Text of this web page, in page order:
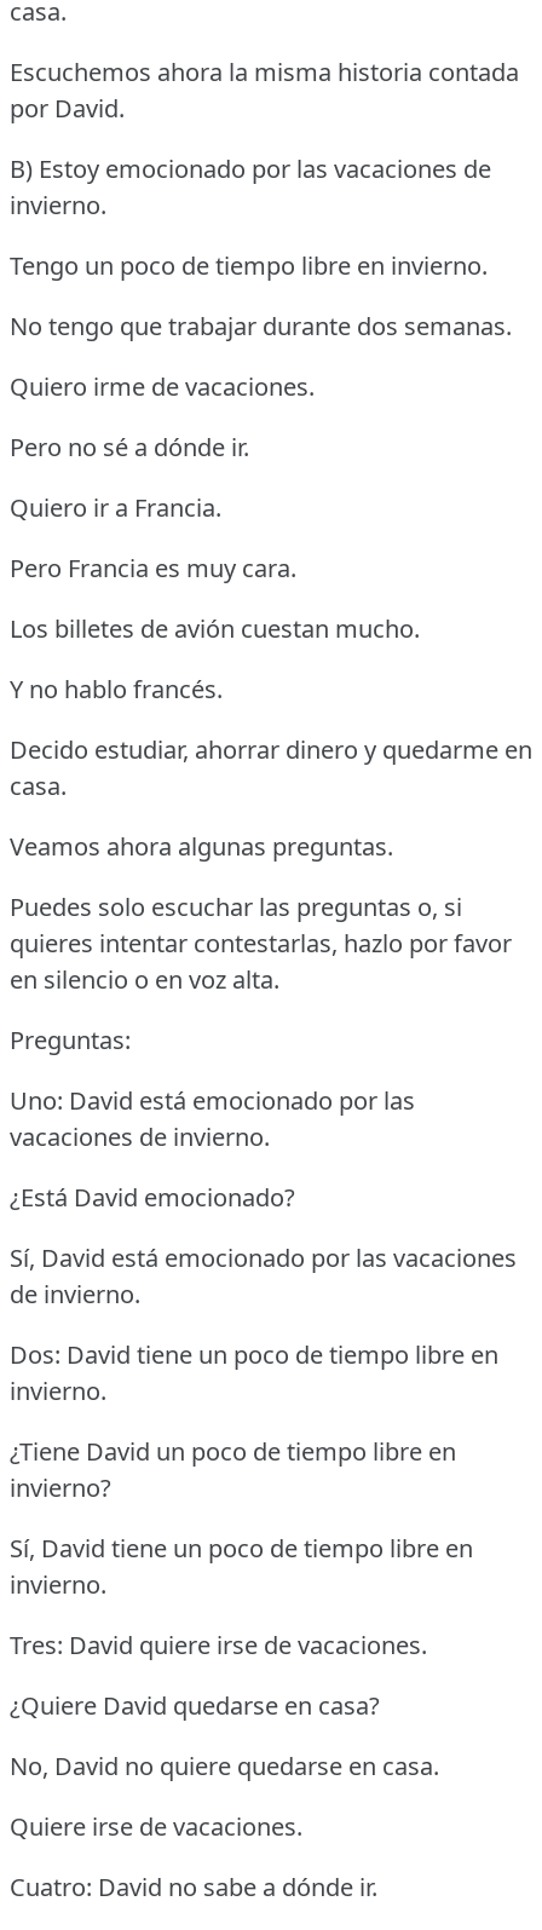
casa.
Escuchemos ahora la misma historia contada
por David.
B) Estoy emocionado por las vacaciones de
invierno.
Tengo un poco de tiempo libre en invierno.
No tengo que trabajar durante dos semanas.
Quiero irme de vacaciones.
Pero no sé a dónde ir.
Quiero ir a Francia.
Pero Francia es muy cara.
Los billetes de avión cuestan mucho.
Y no hablo francés.
Decido estudiar, ahorrar dinero y quedarme en
casa.
Veamos ahora algunas preguntas.
Puedes solo escuchar las preguntas o, si
quieres intentar contestarlas, hazlo por favor
en silencio o en voz alta.
Preguntas:
Uno: David está emocionado por las
vacaciones de invierno.
¿Está David emocionado?
Sí, David está emocionado por las vacaciones
de invierno.
Dos: David tiene un poco de tiempo libre en
invierno.
¿Tiene David un poco de tiempo libre en
invierno?
Sí, David tiene un poco de tiempo libre en
invierno.
Tres: David quiere irse de vacaciones.
¿Quiere David quedarse en casa?
No, David no quiere quedarse en casa.
Quiere irse de vacaciones.
Cuatro: David no sabe a dónde ir.